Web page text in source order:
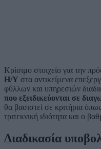
Κρίσιμο στοιχείο για την
Η/Υ στα αντικείμενα
φύλλων και υπηρεσιών
που εξειδικεύονται σε
θα βασιστεί σε κριτήρια
τριτεκνική ιδιότητα και ο
Διαδικασία